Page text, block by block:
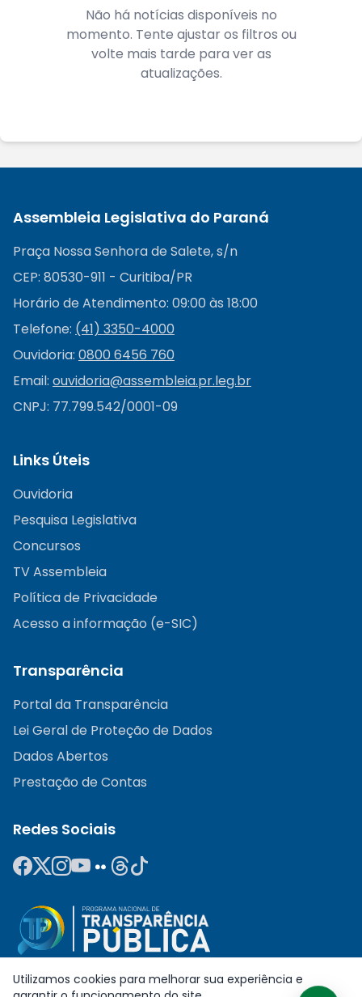
Não há notícias disponíveis no
momento. Tente ajustar os filtros ou
volte mais tarde para ver as
atualizações.
Assembleia Legislativa do Paraná
Praça Nossa Senhora de Salete, s/n
CEP: 80530-911 - Curitiba/PR
Horário de Atendimento: 09:00 às 18:00
Telefone: (41) 3350-4000
Ouvidoria: 0800 6456 760
Email: ouvidoria@assembleia.pr.leg.br
CNPJ: 77.799.542/0001-09
Links Úteis
Ouvidoria
Pesquisa Legislativa
Concursos
TV Assembleia
Política de Privacidade
Acesso a informação (e-SIC)
Transparência
Portal da Transparência
Lei Geral de Proteção de Dados
Dados Abertos
Prestação de Contas
Redes Sociais
Utilizamos cookies para melhorar sua experiência e